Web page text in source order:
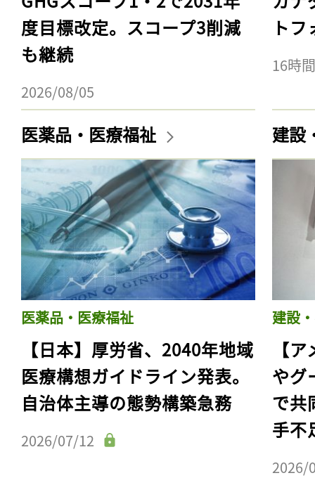
度目標改定。スコープ3削減
も継続
2026/08/05
ト
16時
医薬品・医療福祉
医薬品・医療福祉
【日本】厚労省、2040年地域
医療構想ガイドライン発表。
自治体主導の態勢構築急務
2026/07/12
建設
建設
【
やグ
で共
手不
2026/